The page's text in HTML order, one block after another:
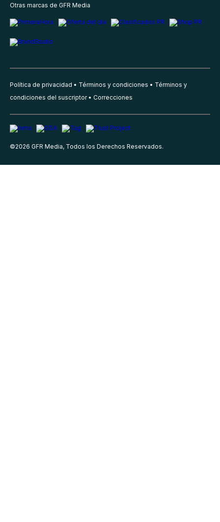
Otras marcas de GFR Media
Política de privacidad Términos y condiciones
Términos y
condiciones del suscriptor
Correcciones
©2026 GFR Media, Todos los Derechos Reservados.